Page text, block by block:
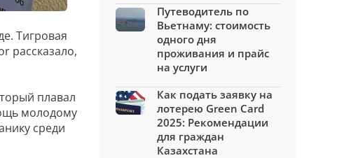
Тигровая
рассказало,
плавал
молодому
среди
Путеводитель по
Вьетнаму: стоимость
одного дня
проживания и прайс
на услуги
Как подать заявку на
лотерею Green Card
2025: Рекомендации
для граждан
Казахстана